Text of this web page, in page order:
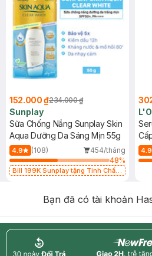
152.000 ₫234.000 ₫
Sunplay
Sữa Chống Nắng Sunplay Skin
Aqua Dưỡng Da Sáng Mịn 55g
4.9 (108)
454/tháng
48%
Bill 199K Sunplay tặng Tinh Chất
4.9
Bạn đã có tài khoản